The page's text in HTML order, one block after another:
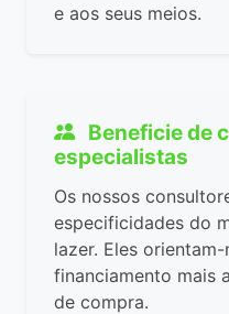
e aos seus meios.
Beneficie de
especialistas
Os nossos
especificidades do
lazer. Eles
financiamento mais
de compra.